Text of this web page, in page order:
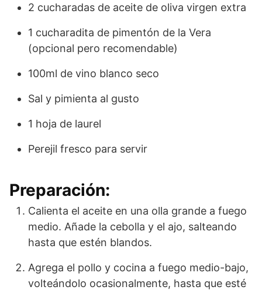
2 cucharadas de aceite de oliva virgen extra
1 cucharadita de pimentón de la Vera
(opcional pero recomendable)
100ml de vino blanco seco
Sal y pimienta al gusto
1 hoja de laurel
Perejil fresco para servir
Preparación:
Calienta el aceite en una olla grande a fuego
medio. Añade la cebolla y el ajo, salteando
hasta que estén blandos.
Agrega el pollo y cocina a fuego medio-bajo,
volteándolo ocasionalmente, hasta que esté